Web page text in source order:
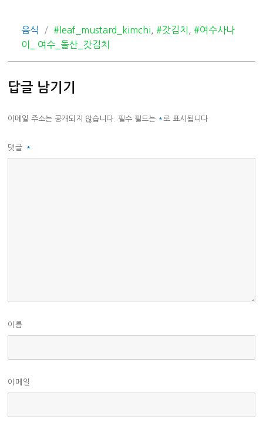
카
테
음식
태
그
#leaf_mustard_kimchi #갓김치
#여수사나
이_ 여수_돌산_갓김치
답글 남기기
이메일 주소는 공개되지 않습니다. 필수 필드는 *로 표시됩니다
댓글 *
이름
이메일